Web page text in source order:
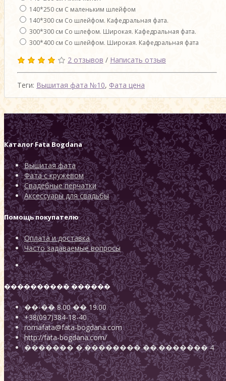
140*250 см С маленьким шлейфом
140*300 см Со шлейфом. Кафедральная фата.
300*300 см Со шлефом. Широкая. Кафедральная фата.
300*400 см Со шлейфом. Широкая. Кафедральная фата
2 отзывов / Написать отзыв
Теги: Вышитая фата №10, Фата цена
КаталогFata Bogdana
Вышитая фата
Фата с кружевом
Свадебные перчатки
Аксессуары для свадьбы
Помощь покупателю
Оплата и доставка
Часто задаваемые вопросы
���������� ������
��-��8.00��19.00
+38(097)384-18-40
romafata@fata-bogdana.com
http://fata-bogdana.com/
��������.����������.������� 4